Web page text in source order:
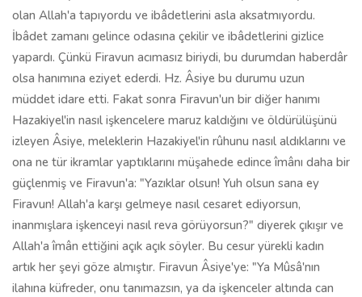
olan Allah'a tapıyordu ve ibâdetlerini asla aksatmıyordu.
İbâdet zamanı gelince odasına çekilir ve ibâdetlerini gizlice
yapardı. Çünkü Firavun acımasız biriydi, bu durumdan haberdâr
olsa hanımına eziyet ederdi. Hz. Âsiye bu durumu uzun
müddet idare etti. Fakat sonra Firavun'un bir diğer hanımı
Hazakiyel'in nasıl işkencelere maruz kaldığını ve öldürülüşünü
izleyen Âsiye, meleklerin Hazakiyel'in rûhunu nasıl aldıklarını ve
ona ne tür ikramlar yaptıklarını müşahede edince îmânı daha bir
güçlenmiş ve Firavun'a: "Yazıklar olsun! Yuh olsun sana ey
Firavun! Allah'a karşı gelmeye nasıl cesaret ediyorsun,
inanmışlara işkenceyi nasıl reva görüyorsun?" diyerek çıkışır ve
Allah'a îmân ettiğini açık açık söyler. Bu cesur yürekli kadın
artık her şeyi göze almıştır. Firavun Âsiye'ye: "Ya Mûsâ'nın
ilahına küfreder, onu tanımazsın, ya da işkenceler altında can